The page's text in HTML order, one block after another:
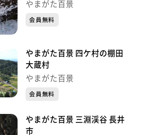
やまがた百景
会員無料
やまがた百景 四ケ村の棚田
大蔵村
やまがた百景
会員無料
やまがた百景 三淵渓谷 長井
市